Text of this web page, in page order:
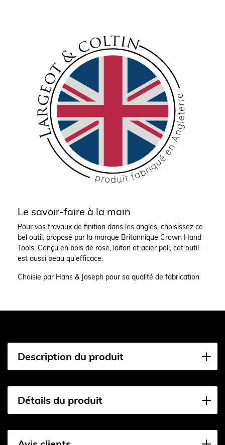
Le savoir-faire à la main
Pour vos travaux de finition dans les angles, choisissez ce
bel outil, proposé par la marque Britannique Crown Hand
Tools. Conçu en bois de rose, laiton et acier poli, cet outil
est aussi beau qu'efficace.
Choisie par Hans & Joseph pour sa qualité de fabrication
Description du produit
Détails du produit